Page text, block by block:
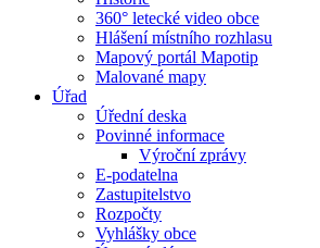
360° letecké video obce
Hlášení místního rozhlasu
Mapový portál Mapotip
Malované mapy
Úřad
Úřední deska
Povinné informace
Výroční zprávy
E-podatelna
Zastupitelstvo
Rozpočty
Vyhlášky obce